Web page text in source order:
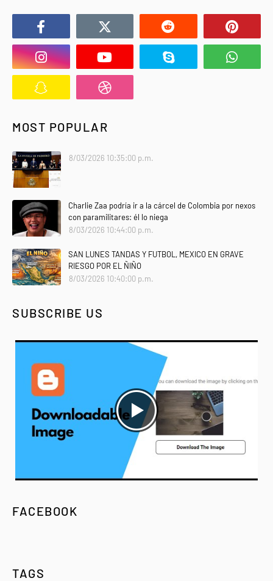
MOST POPULAR
8/03/2026 10:35:00 p.m.
Charlie Zaa podría ir a la cárcel de Colombia por nexos
con paramilitares: él lo niega
8/03/2026 10:44:00 p.m.
SAN LUNES TANDAS Y FUTBOL, MEXICO EN GRAVE
RIESGO POR EL ÑIÑO
8/03/2026 10:40:00 p.m.
SUBSCRIBE US
FACEBOOK
TAGS